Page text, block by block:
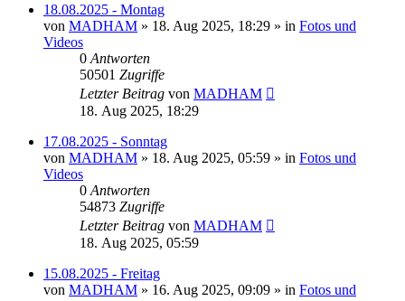
18.08.2025 - Montag
von MADHAM » 18. Aug 2025, 18:29 » in Fotos und
Videos
0 Antworten
50501 Zugriffe
Letzter Beitrag von MADHAM
18. Aug 2025, 18:29
17.08.2025 - Sonntag
von MADHAM » 18. Aug 2025, 05:59 » in Fotos und
Videos
0 Antworten
54873 Zugriffe
Letzter Beitrag von MADHAM
18. Aug 2025, 05:59
15.08.2025 - Freitag
von MADHAM » 16. Aug 2025, 09:09 » in Fotos und